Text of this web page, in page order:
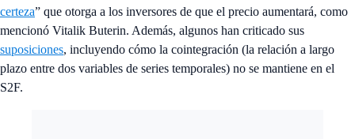
certeza” que otorga a los inversores de que el precio aumentará, como
mencionó Vitalik Buterin. Además, algunos han criticado sus
suposiciones, incluyendo cómo la cointegración (la relación a largo
plazo entre dos variables de series temporales) no se mantiene en el
S2F.